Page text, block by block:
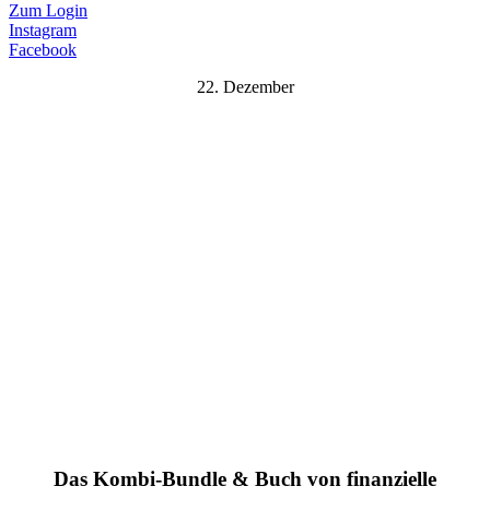
Zum Login
Instagram
Facebook
22. Dezember
Das Kombi-Bundle & Buch von finanzielle